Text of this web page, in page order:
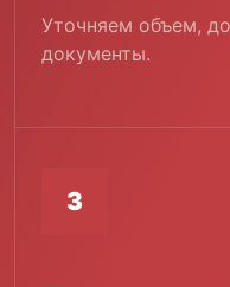
Уточняем объем,
документы.
3